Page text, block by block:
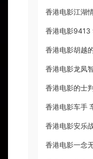
香港电影江湖
香港电影9413
香港电影胡越
香港电影龙凤
香港电影的士
香港电影车手
香港电影安乐
香港电影一念